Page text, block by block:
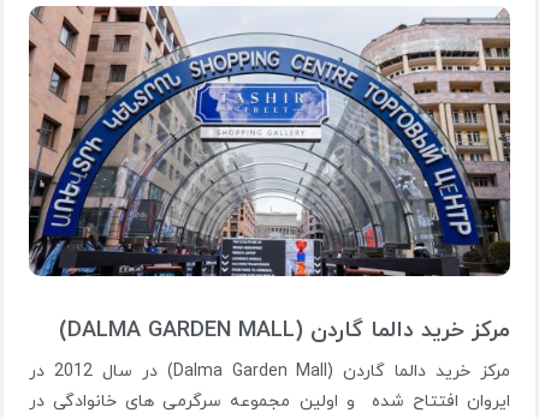
مرکز خرید دالما گاردن (DALMA GARDEN MALL)
مرکز خرید دالما گاردن (Dalma Garden Mall) در سال 2012 در
ایروان افتتاح شده و اولین مجموعه سرگرمی های خانوادگی در